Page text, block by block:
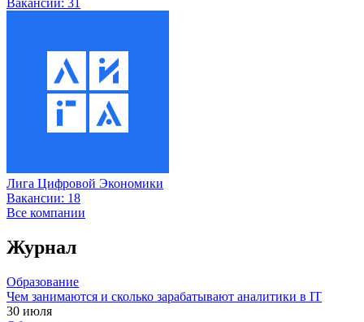
Лига Цифровой Экономики
Вакансии: 18
Все компании
Журнал
Образование
Чем занимаются и сколько зарабатывают аналитики в IT
30 июля